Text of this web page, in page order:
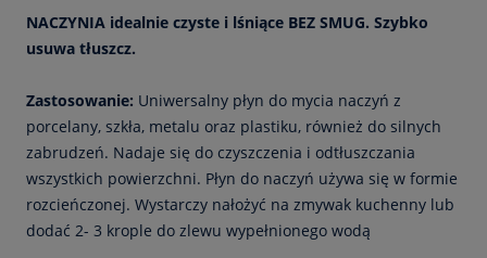
NACZYNIA idealnie czyste i lśniące BEZ SMUG. Szybko
usuwa tłuszcz.
Zastosowanie: Uniwersalny płyn do mycia naczyń z
porcelany, szkła, metalu oraz plastiku, również do silnych
zabrudzeń. Nadaje się do czyszczenia i odtłuszczania
wszystkich powierzchni. Płyn do naczyń używa się w formie
rozcieńczonej. Wystarczy nałożyć na zmywak kuchenny lub
dodać 2- 3 krople do zlewu wypełnionego wodą